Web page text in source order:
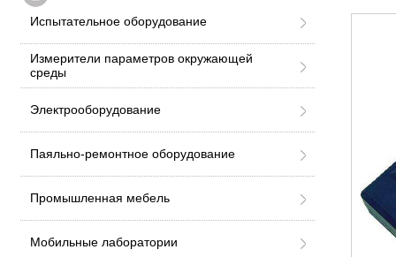
Испытательное оборудование
Измерители параметров окружающей
среды
Электрооборудование
Паяльно-ремонтное оборудование
Промышленная мебель
Мобильные лаборатории